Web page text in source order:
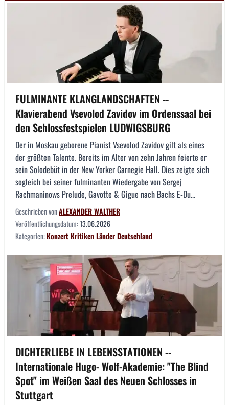
FULMINANTE KLANGLANDSCHAFTEN --
Klavierabend Vsevolod Zavidov im Ordenssaal bei
den Schlossfestspielen LUDWIGSBURG
Der in Moskau geborene Pianist Vsevolod Zavidov gilt als eines
der größten Talente. Bereits im Alter von zehn Jahren feierte er
sein Solodebüt in der New Yorker Carnegie Hall. Dies zeigte sich
sogleich bei seiner fulminanten Wiedergabe von Sergej
Rachmaninows Prelude, Gavotte & Gigue nach Bachs E-Du...
Geschrieben vonALEXANDER WALTHER
Veröffentlichungsdatum:13.06.2026
Kategorien:KonzertKritikenLänderDeutschland
DICHTERLIEBE IN LEBENSSTATIONEN --
Internationale Hugo- Wolf-Akademie: "The Blind
Spot" im Weißen Saal des Neuen Schlosses in
Stuttgart